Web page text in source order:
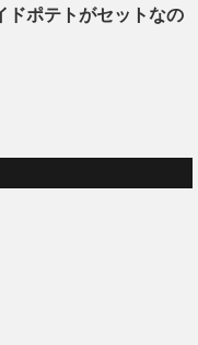
ドポテトがセットなの